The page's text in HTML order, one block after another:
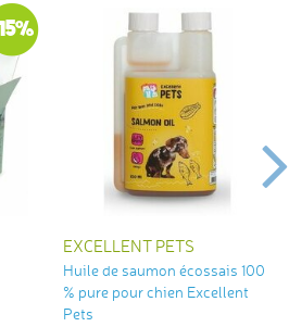
EXCELLENT PETS
Huile de saumon écossais 100
% pure pour chien Excellent
Pets